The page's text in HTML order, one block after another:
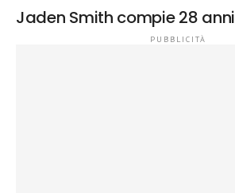
Jaden Smith compie 28 anni